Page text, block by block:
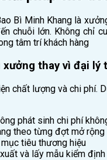
Bì Minh Khang là
chuỗi lớn. Không chỉ
tâm trí khách hàng
thay vì đại lý
chất lượng và chi
phát sinh chi phí
theo từng đợt mở rộng
tiêu thương hiệu
và lấy mẫu kiểm định